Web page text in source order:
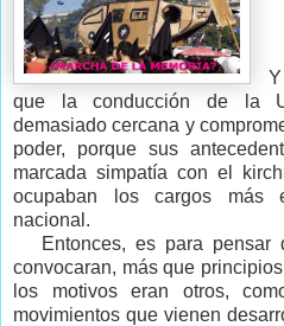
Y
que la conducción de la
demasiado cercana y
poder, porque sus
marcada simpatía con el
ocupaban los cargos más
nacional.
Entonces, es para pensar
convocaran, más que
los motivos eran otros,
movimientos que vienen